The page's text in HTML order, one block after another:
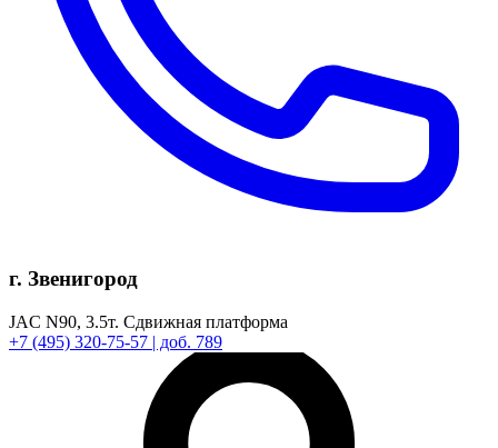
г. Звенигород
JAC N90, 3.5т. Сдвижная платформа
+7 (495) 320-75-57 | доб. 789